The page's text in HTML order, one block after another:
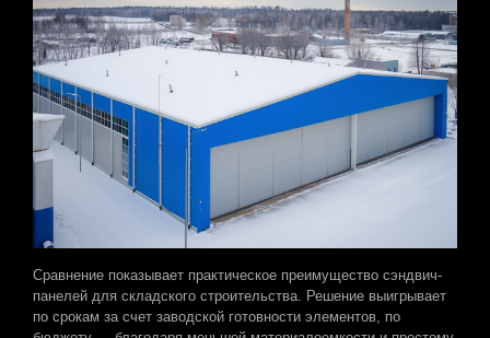
Сравнение показывает практическое преимущество сэндвич-
панелей для складского строительства. Решение выигрывает
по срокам за счет заводской готовности элементов, по